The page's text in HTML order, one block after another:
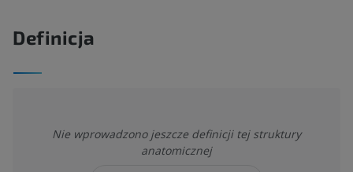
Definicja
Nie wprowadzono jeszcze definicji tej struktury
anatomicznej